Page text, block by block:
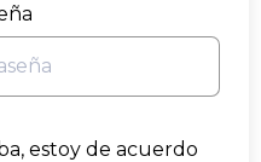
estoy de acuerdo